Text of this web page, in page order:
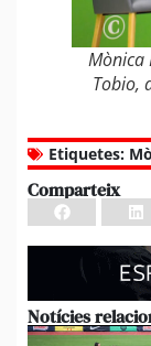
Mònica
Tobio,
Etiquetes:
Comparteix
Notícies